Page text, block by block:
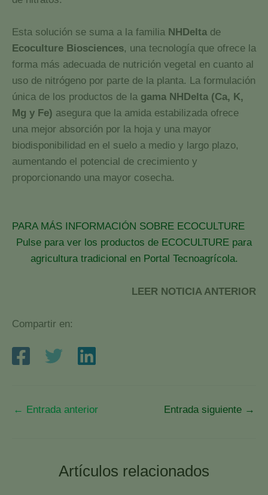
Esta solución se suma a la familia NHDeltade
Ecoculture Biosciences, una tecnología que ofrece la
forma más adecuada de nutrición vegetal en cuanto al
uso de nitrógeno por parte de la planta. La formulación
única de los productos de la gama NHDelta (Ca, K,
Mg y Fe) asegura que la amida estabilizada ofrece
una mejor absorción por la hoja y una mayor
biodisponibilidad en el suelo a medio y largo plazo,
aumentando el potencial de crecimiento y
proporcionando una mayor cosecha.
PARA MÁS INFORMACIÓN SOBRE ECOCULTURE
Pulse para ver los productos de ECOCULTURE para
agricultura tradicional en Portal Tecnoagrícola.
LEER NOTICIA ANTERIOR
Compartir en:
← Entrada anterior Entrada siguiente →
Artículos relacionados